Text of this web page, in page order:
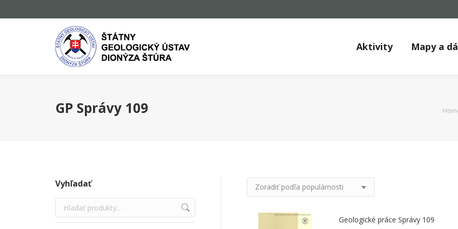
Aktivity Mapy a
GP Správy 109 You
Geologické práce Správy 109
Vyhľadať